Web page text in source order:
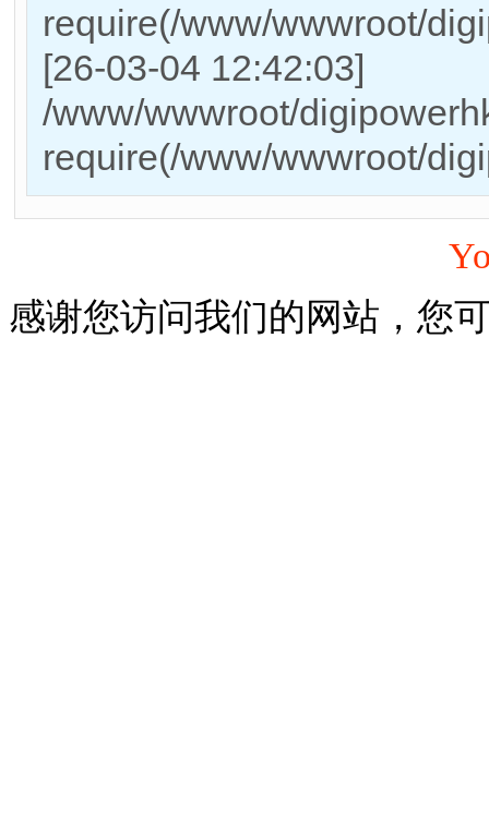
require(/www/wwwroot/
[26-03-04 12:42:03]
/www/wwwroot/
require(/www/wwwroot/
感谢您访问我们的网站，您